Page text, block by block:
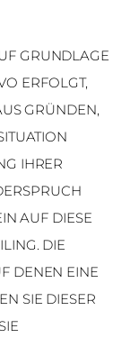
GRUNDLAGE
ERFOLGT,
GRÜNDEN,
IHRER
AUF DIESE
DIE
DENEN EINE
SIE DIESER